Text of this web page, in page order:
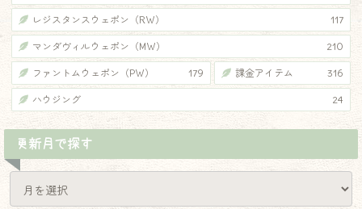
レジスタンスウェポン（RW） 117
マンダヴィルウェポン（MW） 210
ファントムウェポン（PW） 179 課金アイテム 316
ハウジング 24
更新月で探す